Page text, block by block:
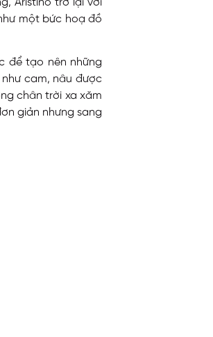
một bức hoạ đồ
để tạo nên những
cam, nâu được
chân trời xa xăm
giản nhưng sang